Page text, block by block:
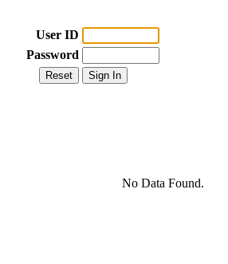
User ID
Password
No Data Found.